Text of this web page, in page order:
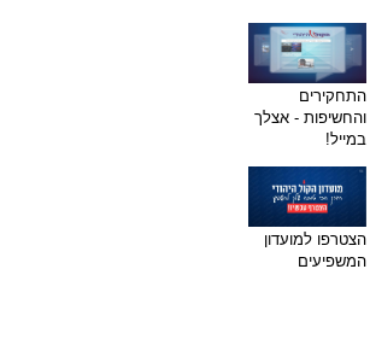
התחקירים
והחשיפות - אצלך
במייל!
הצטרפו למועדון
המשפיעים